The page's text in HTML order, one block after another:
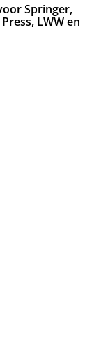
Springer,
LWW en